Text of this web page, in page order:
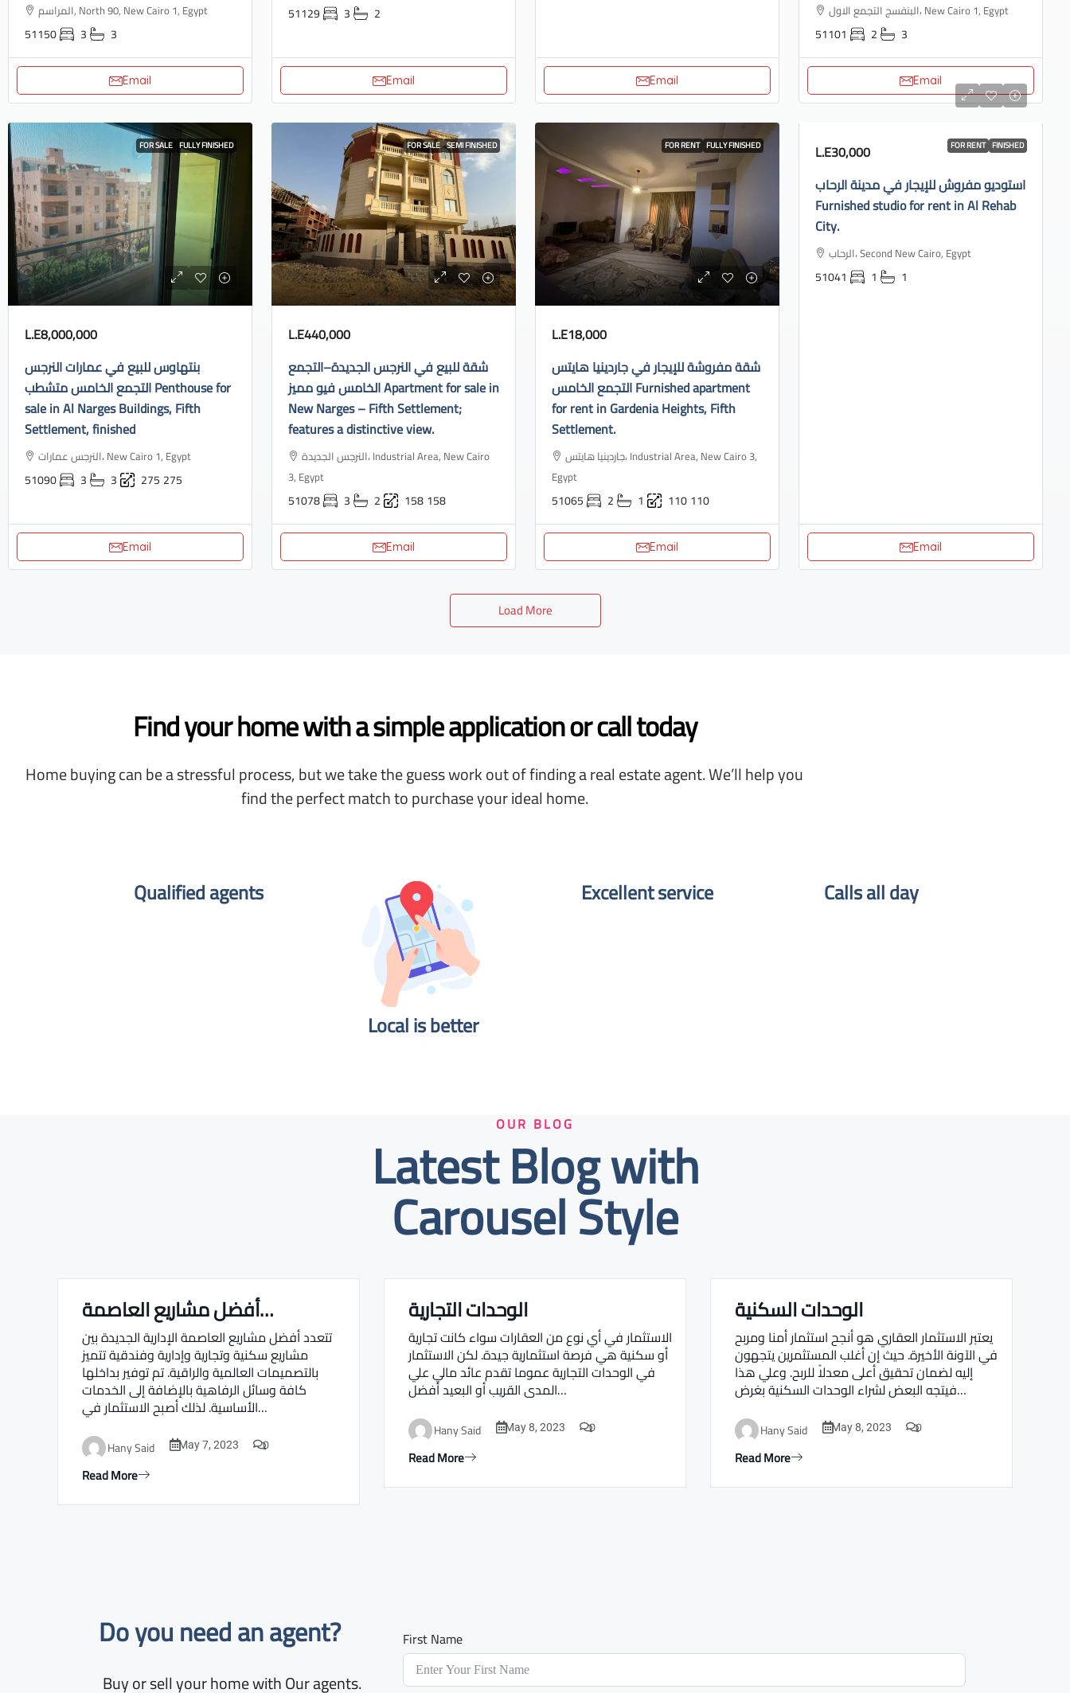
المراسم, North 90, New Cairo 1, Egypt
51150 3 3
Email
51129 3 2
Email Email
البنفسج التجمع الاول، New Cairo 1, Egypt
51101 2 3
Email
FOR SALE FULLY FINISHED
L.E8,000,000
بنتهاوس للبيع في عمارات النرجس
التجمع الخامس متشطب Penthouse for
sale in Al Narges Buildings, Fifth
Settlement, finished
النرجس عمارات، New Cairo 1, Egypt
51090 3 3 275 275
Email
FOR SALE SEMI FINISHED
L.E440,000
شقة للبيع في النرجس الجديدة–التجمع
الخامس فيو مميز Apartment for sale in
New Narges – Fifth Settlement;
features a distinctive view.
النرجس الجديدة، Industrial Area, New Cairo
3, Egypt
51078 3 2 158158
Email
FOR RENT FULLY FINISHED
L.E18,000
شقة مفروشة للإيجار في جاردينيا هايتس
التجمع الخامس Furnished apartment
for rent in Gardenia Heights, Fifth
Settlement.
جاردينيا هايتس، Industrial Area, New Cairo 3,
Egypt
51065 2 1 110110
Email
FOR RENT FINISHED
L.E30,000
استوديو مفروش للإيجار في مدينة الرحاب
Furnished studio for rent in Al Rehab
City.
الرحاب، Second New Cairo, Egypt
51041 1 1
Email
Load More
Find your home with a simple application or call today
Home buying can be a stressful process, but we take the guess work out of finding a real estate agent. We’ll help you
find the perfect match to purchase your ideal home.
Qualified agents​
Local is better​
Excellent service Calls all day
OUR BLOG
Latest Blog with
Carousel Style
Real estate Estate ville أفضل مشاريع العاصمة…
تتعدد أفضل مشاريع العاصمة الإدارية الجديدة بين
مشاريع سكنية وتجارية وإدارية وفندقية تتميز
بالتصميمات العالمية والراقية. تم توفير بداخلها
كافة وسائل الرفاهية بالإضافة إلى الخدمات
الأساسية. لذلك أصبح الاستثمار في…
Hany Said May 7, 2023 0
Read More
Real estate Estate ville
الوحدات التجارية
الاستثمار في أي نوع من العقارات سواء كانت تجارية
أو سكنية هي فرصة استثمارية جيدة. لكن الاستثمار
في الوحدات التجارية عموما تقدم عائد مالي علي
المدى القريب أو البعيد أفضل…
Hany Said May 8, 2023 0
Read More
Real estate Estate ville
الوحدات السكنية
يعتبر الاستثمار العقاري هو أنجح استثمار أمنا ومربح
في الآونة الأخيرة. حيث إن أغلب المستثمرين يتجهون
إليه لضمان تحقيق أعلى معدلاً للربح. وعلي هذا
فيتجه البعض لشراء الوحدات السكنية بغرض…
Hany Said May 8, 2023 0
Read More
Do you need an agent?​
Buy or sell your home with Our agents.
First Name